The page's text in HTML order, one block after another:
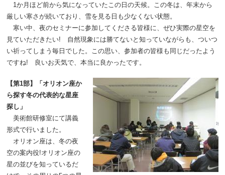
1か月ほど前から気になっていたこの日の天候。この冬は、年末から
厳しい寒さが続いており、雪を見る日も少なくない状態。
寒い中、夜のセミナーに参加してくださる皆様に、ぜひ実際の星空を
見ていただきたい! 自然現象には勝てないと知っていながらも、ついつ
い祈ってしまう毎日でした。この思い、参加者の皆様も同じだったよう
ですね! 良いお天気で、本当に良かったです。
【第1部】「オリオン座か
ら探す冬の代表的な星座
探し」
美術館研修室にて講義
形式で行いました。
オリオン座は、冬の夜
空の案内役!オリオン座の
星の並びを知っているだ